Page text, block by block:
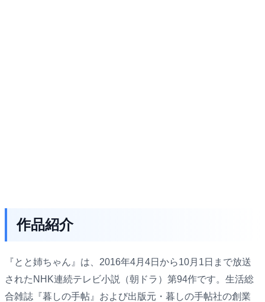
作品紹介
『とと姉ちゃん』は、2016年4月4日から10月1日まで放送
されたNHK連続テレビ小説（朝ドラ）第94作です。生活総
合雑誌『暮しの手帖』および出版元・暮しの手帖社の創業